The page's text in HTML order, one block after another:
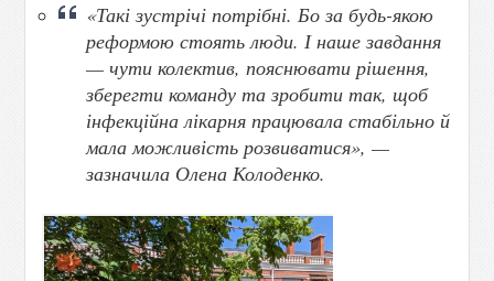
«Такі зустрічі потрібні. Бо за будь-якою
реформою стоять люди. І наше завдання
— чути колектив, пояснювати рішення,
зберегти команду та зробити так, щоб
інфекційна лікарня працювала стабільно й
мала можливість розвиватися», —
зазначила Олена Колоденко.